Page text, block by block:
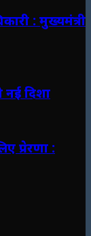
: मुख्यमंत्री
नई दिशा
प्रेरणा :